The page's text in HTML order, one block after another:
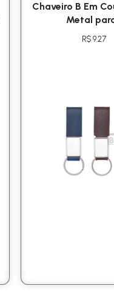
Chaveiro B Em
Metal
R$ 9.27